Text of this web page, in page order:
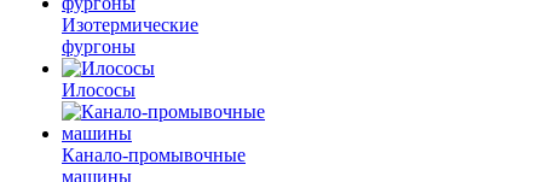
Изотермические
фургоны
Илососы
Канало-промывочные
машины